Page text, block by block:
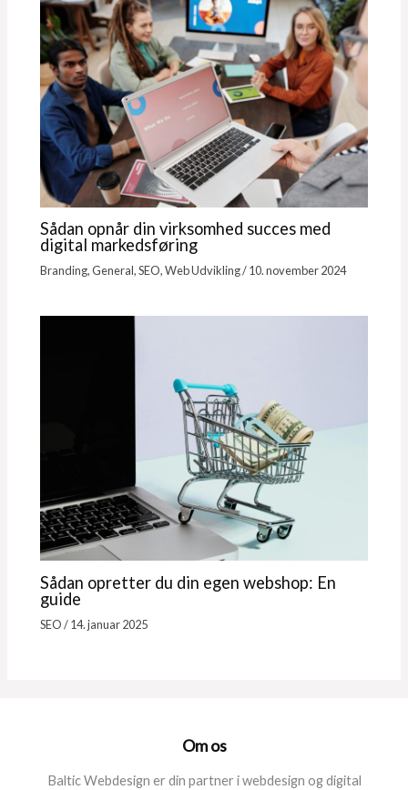
Sådan opnår din virksomhed succes med
digital markedsføring
Branding,General,SEO,Web Udvikling/10. november 2024
Sådan opretter du din egen webshop: En
guide
SEO/14. januar 2025
Om os
Baltic Webdesign er din partner i webdesign og digital